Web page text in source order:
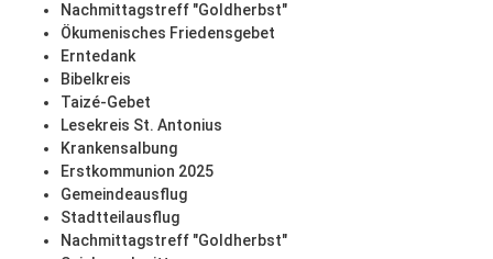
Nachmittagstreff "Goldherbst"
Ökumenisches Friedensgebet
Erntedank
Bibelkreis
Taizé-Gebet
Lesekreis St. Antonius
Krankensalbung
Erstkommunion 2025
Gemeindeausflug
Stadtteilausflug
Nachmittagstreff "Goldherbst"